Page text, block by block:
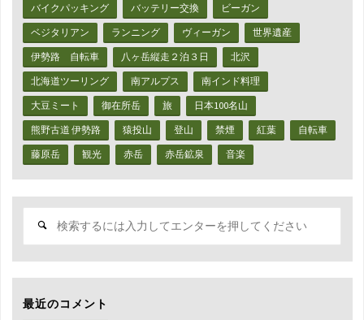
ー
ル
ホ
ル
ダ
こ
が
バイクパッキング
バッテリー交換
ビーガン
ベジタリアン
ランニング ヴィーガン
世界遺産
伊勢路 自転車
八ヶ岳縦走２泊３日
北沢
北海道ツーリング
南アルプス
南インド料理
大豆ミート
御在所岳 旅
日本100名山
熊野古道 伊勢路
猿投山 登山 禁煙 紅葉
自転車
藤原岳
観光 赤岳 赤岳鉱泉 音楽
象:
最近のコメント